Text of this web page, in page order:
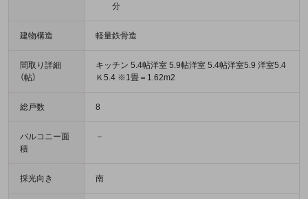
分
建物構造 軽量鉄骨造
間取り詳細
（帖）
キッチン 5.4帖洋室 5.9帖洋室 5.4帖洋室5.9 洋室5.4
Ｋ5.4 ※1畳＝1.62m2
総戸数 8
バルコニー面
積
－
採光向き 南